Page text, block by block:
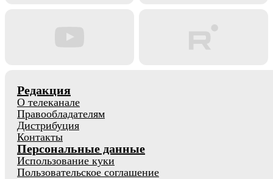
Редакция
О телеканале
Правообладателям
Дистрибуция
Контакты
Персональные данные
Использование куки
Пользовательское соглашение